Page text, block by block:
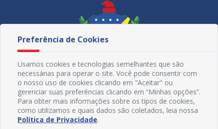
Redes Sociais
Preferência de Cookies
Usamos cookies e tecnologias semelhantes que são
necessárias para operar o site. Você pode consentir com
o nosso uso de cookies clicando em "Aceitar" ou
gerenciar suas preferências clicando em “Minhas opções”.
Para obter mais informações sobre os tipos de cookies,
como utilizamos e quais dados são coletados, leia nossa
Política de Privacidade.